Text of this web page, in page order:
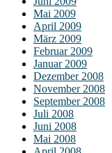
Mai 2009
April 2009
März 2009
Februar 2009
Januar 2009
Dezember 2008
November 2008
September 2008
Juli 2008
Juni 2008
Mai 2008